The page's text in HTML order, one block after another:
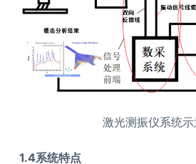
激光测振仪系统示
1.4系统特点